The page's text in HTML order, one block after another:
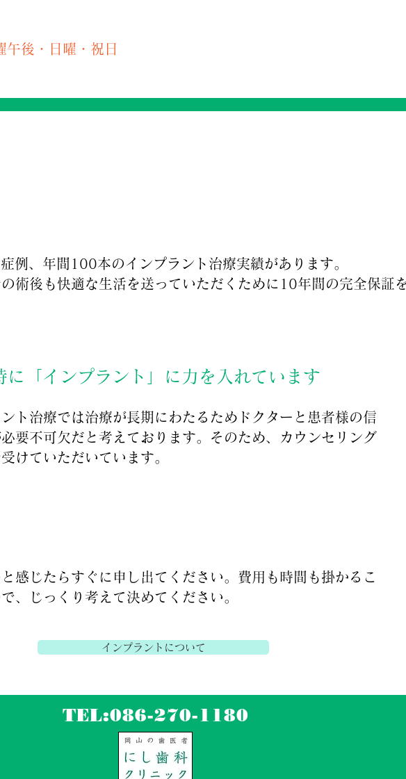
午後・日曜・祝日
例、年間100本のインプラント治療実績があります。
術後も快適な生活を送っていただくために10年間の完全保証
に「インプラント」に力を入れています
ト治療では治療が長期にわたるためドクターと患者様の信
要不可欠だと考えております。そのため、カウンセリング
けていただいています。
感じたらすぐに申し出てください。費用も時間も掛かるこ
、じっくり考えて決めてください。
インプラントについて
TEL:086-270-1180